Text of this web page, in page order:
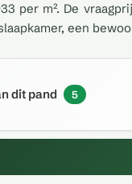
per m². De
een
dit pand 5